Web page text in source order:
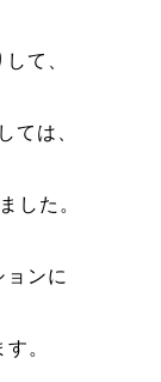
て、
ては、
した。
ョンに
。